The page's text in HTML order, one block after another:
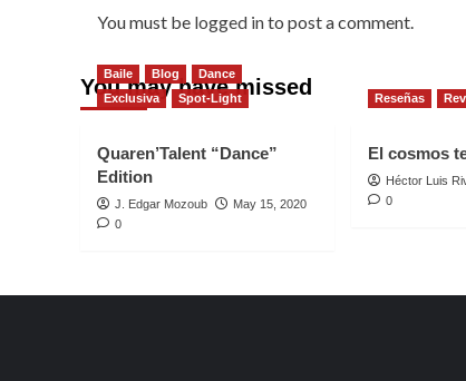
You must be logged into post a comment.
You may have missed
Baile Blog
Dance
Exclusiva
Spot-Light
Quaren’Talent “Dance”
Edition
J. Edgar Mozoub
May 15, 2020
0
Reseñas
El cosmos
Héctor Luis
0